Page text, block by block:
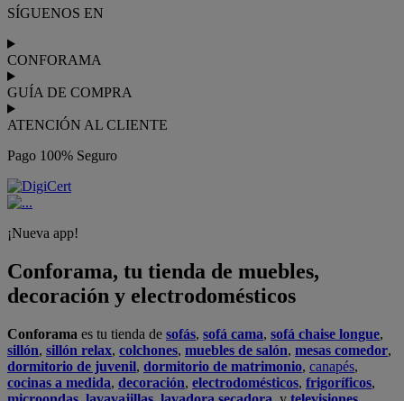
SÍGUENOS EN
CONFORAMA
GUÍA DE COMPRA
ATENCIÓN AL CLIENTE
Pago 100% Seguro
¡Nueva app!
Conforama, tu tienda de muebles,
decoración y electrodomésticos
Conforama es tu tienda de sofás, sofá cama, sofá chaise longue,
sillón, sillón relax, colchones, muebles de salón, mesas comedor,
dormitorio de juvenil, dormitorio de matrimonio, canapés,
cocinas a medida, decoración, electrodomésticos, frigoríficos,